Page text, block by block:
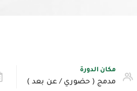
مكان الدورة
مدمج ( حضوري / عن بعد )